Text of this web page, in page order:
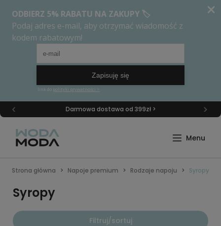
Darmowa dostawa od 399zł >
Strona główna Napoje premium Rodzaje napoju Syropy
Syropy
Filtruj/sortuj